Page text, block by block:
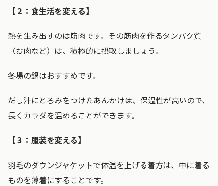
【２：食生活を変える】
熱を生み出すのは筋肉です。その筋肉を作るタンパク質
（お肉など）は、積極的に摂取しましょう。
冬場の鍋はおすすめです。
だし汁にとろみをつけたあんかけは、保温性が高いので、
長くカラダを温めることができます。
【３：服装を変える】
羽毛のダウンジャケットで体温を上げる着方は、中に着る
ものを薄着にすることです。